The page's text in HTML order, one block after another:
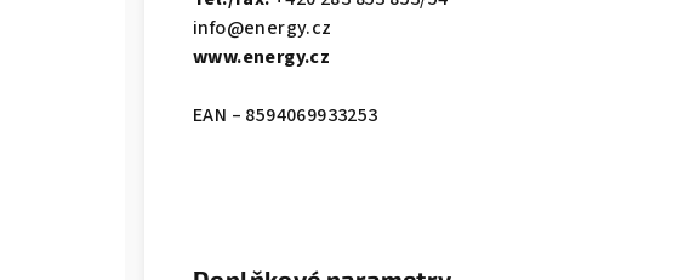
info@energy.cz
www.energy.cz
EAN – 8594069933253